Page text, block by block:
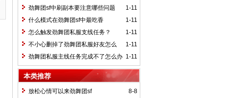
多少时间
1-11
劲舞团sf中刷副本要注意哪些问题
1-11
什么模式在劲舞团sf中最吃香
1-11
怎么触发劲舞团私服支线任务？
1-11
不小心删掉了劲舞团私服好友怎么
办？
1-11
劲舞团私服主线任务完成不了怎么办
本类推荐
8-8
放松心情可以来劲舞团sf